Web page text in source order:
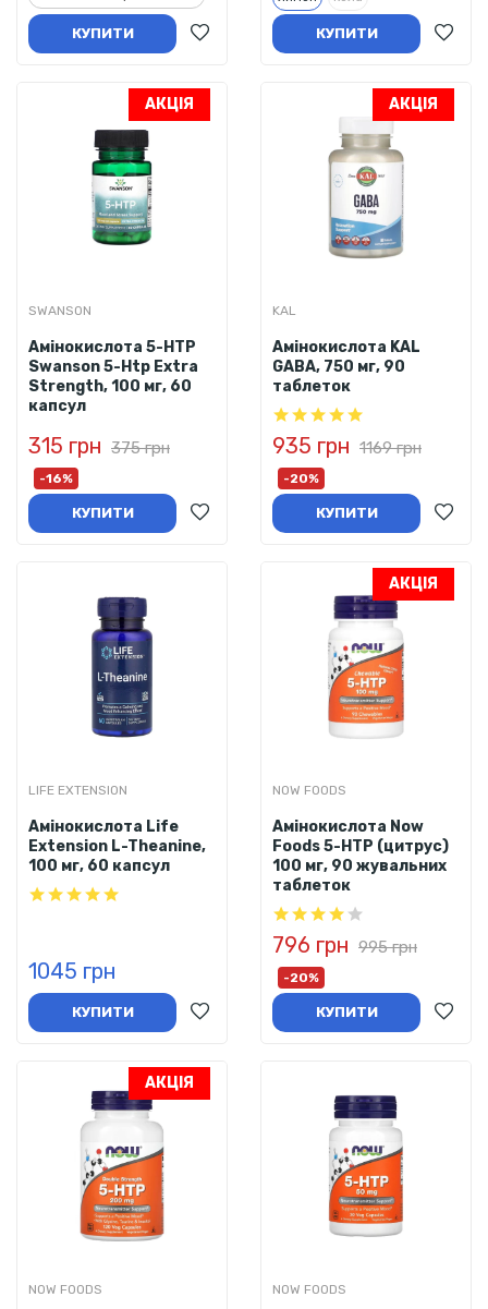
КУПИТИ КУПИТИ
АКЦІЯ
SWANSON
Амінокислота 5-HTP
Swanson 5-Htp Extra
Strength, 100 мг, 60
капсул
315 грн 375 грн
-16%
КУПИТИ
АКЦІЯ
KAL
Амінокислота KAL
GABA, 750 мг, 90
таблеток
935 грн 1169 грн
-20%
КУПИТИ
LIFE EXTENSION
Амінокислота Life
Extension L-Theanine,
100 мг, 60 капсул
1045 грн
КУПИТИ
АКЦІЯ
NOW FOODS
Амінокислота Now
Foods 5-HTP (цитрус)
100 мг, 90 жувальних
таблеток
796 грн 995 грн
-20%
КУПИТИ
АКЦІЯ
NOW FOODS NOW FOODS